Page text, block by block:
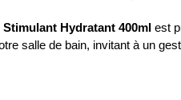
Hydratant 400ml est
salle de bain, invitant à un